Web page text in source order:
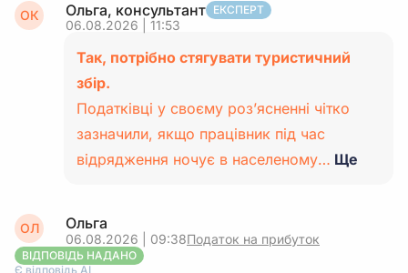
ОК Ольга, консультант ЕКСПЕРТ
06.08.2026 | 11:53
Так, потрібно стягувати туристичний
збір.
Податківці у своєму роз’ясненні чітко
зазначили, якщо працівник під час
відрядження ночує в населеному… Ще
ОЛ Ольга
06.08.2026 | 09:38Податок на прибуток
ВІДПОВІДЬ НАДАНО
Є відповідь АІ